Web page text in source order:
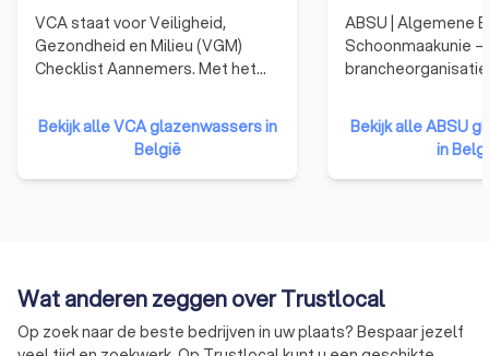
Ik zoek een glazenwasser in de buurt
Wilt u uw ramen weer laten blinken? Op Trustlocal vindt u snel
en eenvoudig de beste glazenwasserij in de buurt. Bekijk onze
Misschien wel het mooiste: u bespaart tot wel 40% door
verschillende offertes naast elkaar te leggen.
Start uw aanvraag vandaag en geniet binnenkort van een
VCA staat voor Veiligheid,
Gezondheid en Milieu (VGM)
Checklist Aannemers. Met het
laten bedrijven zien dat ze kennis
en ervaring hebben op het
gebied van veilig en gezond
werken en dat het deskundige en
Bekijk alle VCA glazenwassers in
België
ABSU | Algemene
Schoonmaakunie –
Advies,
publicaties en
Bekijk alle ABSU
in
Wat anderen zeggen over Trustlocal
Op zoek naar de beste bedrijven in uw plaats? Bespaar jezelf